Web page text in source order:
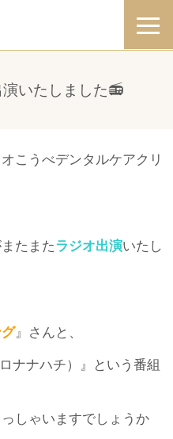
いたしました📻
こうべデンタルケアクリ
たまたラジオ出演いたし
』さんと、
ロナナハチ）』という番組
しゃいますでしょうか